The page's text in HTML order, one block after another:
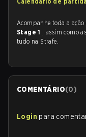
Acompanhe toda a ação
Stage 1 , assim como
tudo na Strafe.
COMENTÁRIO(0)
Login para